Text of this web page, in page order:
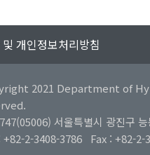
개인정보처리방침
2021 Department of
서울특별시 광진구
+82-2-3408-3786 Fax : +82-2-